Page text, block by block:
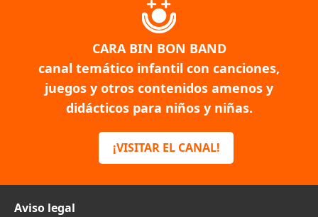
CARA BIN BON BAND
canal temático infantil con canciones,
juegos y otros contenidos amenos y
didácticos para niños y niñas.
¡VISITAR EL CANAL!
Aviso legal